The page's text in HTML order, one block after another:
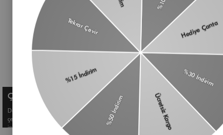
Aksesuar
Kemer
© Shule. All right reserved.
Çerez Kullanımı
Deneyiminizi geliştirmek ve size kişiselleştirilmiş içerikler sunmak için
çerezler kullanıyoruz. Detaylı bilgi için
Çerez Politikamızı
inceleyebilirsiniz.